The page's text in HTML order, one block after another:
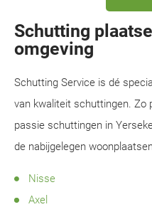
Schutting
omgeving
Schutting Service is dé
van kwaliteit schuttingen. Zo
passie schuttingen in
de nabijgelegen
Nisse
Axel